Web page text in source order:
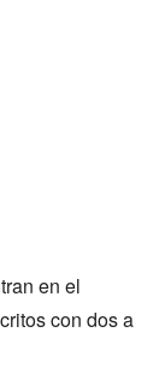
en el
con dos a